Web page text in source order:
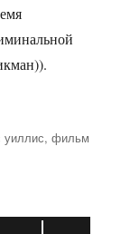
уиллис,фильм